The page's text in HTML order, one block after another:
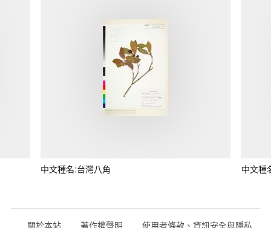
中文種名:台灣八角 中文種
關於本站 著作權聲明 使用者條款、資訊安全與隱私